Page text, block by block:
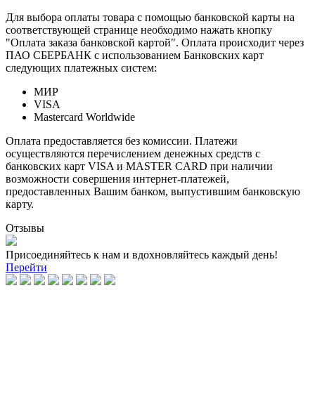
Для выбора оплаты товара с помощью банковской карты на
соответствующей странице необходимо нажать кнопку
"Оплата заказа банковской картой". Оплата происходит через
ПАО СБЕРБАНК с использованием Банковских карт
следующих платежных систем:
МИР
VISA
Mastercard Worldwide
Оплата предоставляется без комиссии. Платежи
осуществляются перечислением денежных средств с
банковских карт VISA и MASTER CARD при наличии
возможности совершения интернет-платежей,
предоставленных Вашим банком, выпустившим банковскую
карту.
Отзывы
Присоединяйтесь к нам и вдохновляйтесь каждый день!
Перейти